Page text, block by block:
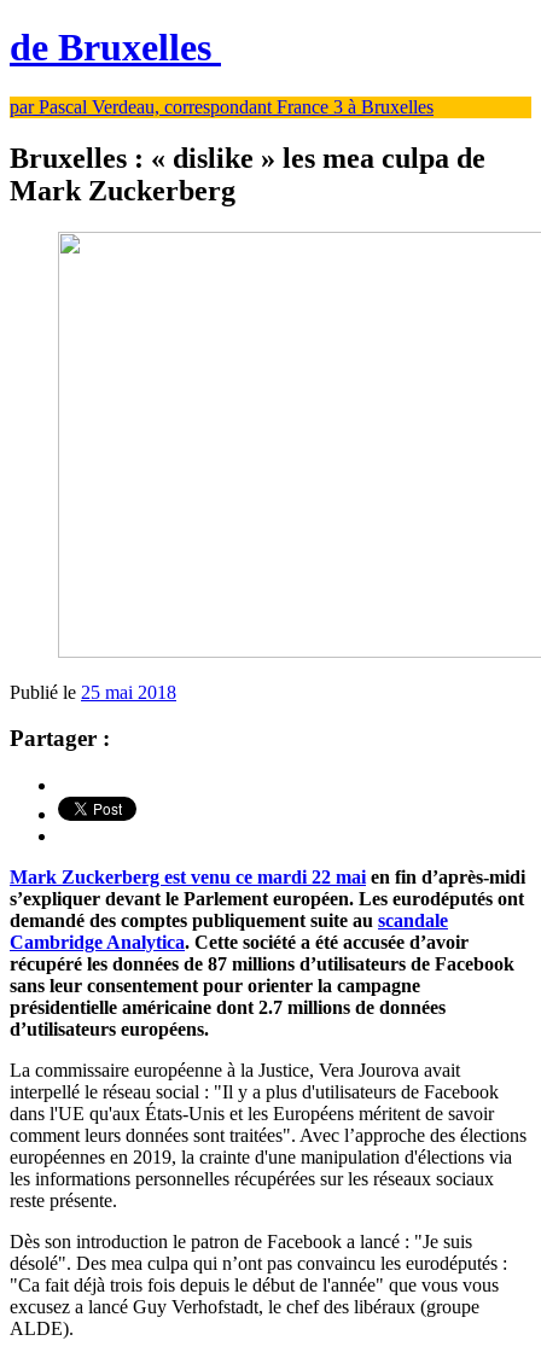
de Bruxelles
par Pascal Verdeau, correspondant France 3 à Bruxelles
Bruxelles : « dislike » les mea culpa de
Mark Zuckerberg
Publié le 25 mai 2018
Partager :
Mark Zuckerberg est venu ce mardi 22 mai en fin d’après-midi
s’expliquer devant le Parlement européen. Les eurodéputés ont
demandé des comptes publiquement suite au scandale
Cambridge Analytica. Cette société a été accusée d’avoir
récupéré les données de 87 millions d’utilisateurs de Facebook
sans leur consentement pour orienter la campagne
présidentielle américaine dont 2.7 millions de données
d’utilisateurs européens.
La commissaire européenne à la Justice, Vera Jourova avait
interpellé le réseau social : "Il y a plus d'utilisateurs de Facebook
dans l'UE qu'aux États-Unis et les Européens méritent de savoir
comment leurs données sont traitées". Avec l’approche des élections
européennes en 2019, la crainte d'une manipulation d'élections via
les informations personnelles récupérées sur les réseaux sociaux
reste présente.
Dès son introduction le patron de Facebook a lancé : "Je suis
désolé". Des mea culpa qui n’ont pas convaincu les eurodéputés :
"Ca fait déjà trois fois depuis le début de l'année" que vous vous
excusez a lancé Guy Verhofstadt, le chef des libéraux (groupe
ALDE).